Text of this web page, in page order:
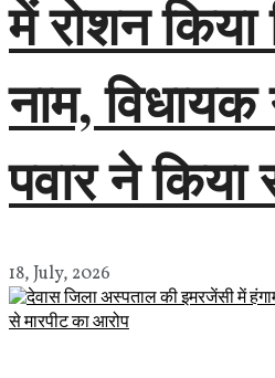
में रोशन
नाम, विधायक
पवार ने किया
18, July, 2026